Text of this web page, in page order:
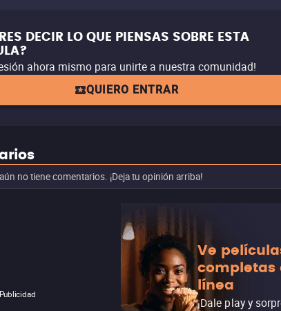
DECIR LO QUE PIENSAS SOBRE ESTA
ahora mismo para unirte a nuestra comunidad!
QUIERO ENTRAR
no tiene comentarios. ¡Deja tu opinión arriba!
Publicidad
Ve
completas
línea
¡Dale play y